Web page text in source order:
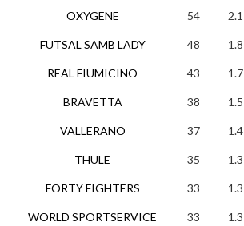
OXYGENE
FUTSAL SAMB LADY
REAL FIUMICINO
BRAVETTA
VALLERANO
THULE
FORTY FIGHTERS
WORLD SPORTSERVICE
54 2.1
48 1.8
43 1.7
38 1.5
37 1.4
35 1.3
33 1.3
33 1.3